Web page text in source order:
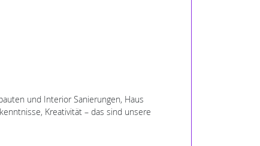
und Interior Sanierungen, Haus
Kreativität – das sind unsere